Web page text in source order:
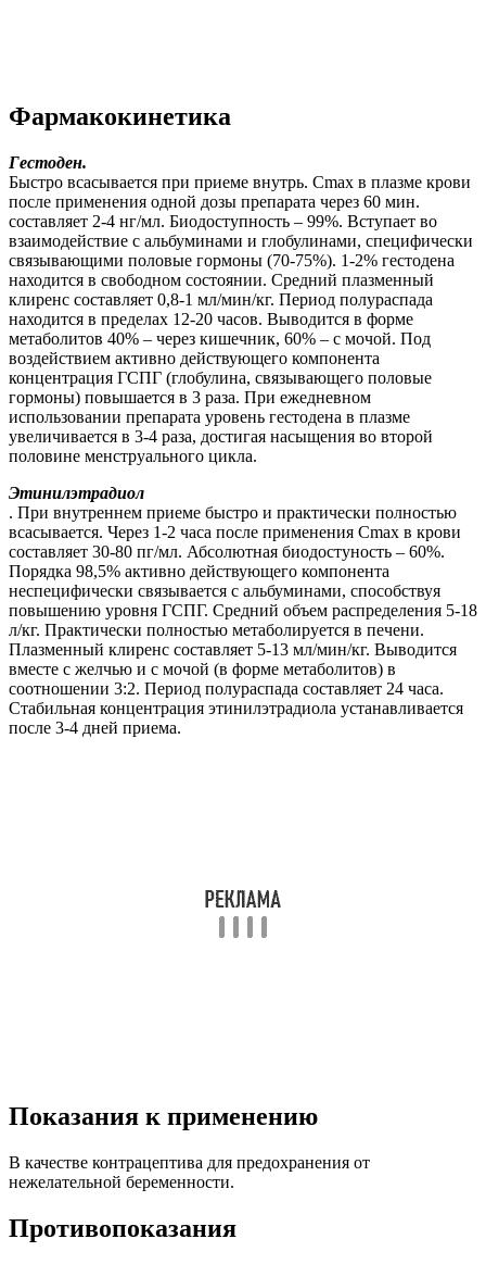
Фармакокинетика
Гестоден.
Быстро всасывается при приеме внутрь. Сmax в плазме крови
после применения одной дозы препарата через 60 мин.
составляет 2-4 нг/мл. Биодоступность – 99%. Вступает во
взаимодействие с альбуминами и глобулинами, специфически
связывающими половые гормоны (70-75%). 1-2% гестодена
находится в свободном состоянии. Средний плазменный
клиренс составляет 0,8-1 мл/мин/кг. Период полураспада
находится в пределах 12-20 часов. Выводится в форме
метаболитов 40% – через кишечник, 60% – с мочой. Под
воздействием активно действующего компонента
концентрация ГСПГ (глобулина, связывающего половые
гормоны) повышается в 3 раза. При ежедневном
использовании препарата уровень гестодена в плазме
увеличивается в 3-4 раза, достигая насыщения во второй
половине менструального цикла.
Этинилэтрадиол
. При внутреннем приеме быстро и практически полностью
всасывается. Через 1-2 часа после применения Сmax в крови
составляет 30-80 пг/мл. Абсолютная биодостуность – 60%.
Порядка 98,5% активно действующего компонента
неспецифически связывается с альбуминами, способствуя
повышению уровня ГСПГ. Средний объем распределения 5-18
л/кг. Практически полностью метаболируется в печени.
Плазменный клиренс составляет 5-13 мл/мин/кг. Выводится
вместе с желчью и с мочой (в форме метаболитов) в
соотношении 3:2. Период полураспада составляет 24 часа.
Стабильная концентрация этинилэтрадиола устанавливается
после 3-4 дней приема.
Показания к применению
В качестве контрацептива для предохранения от
нежелательной беременности.
Противопоказания